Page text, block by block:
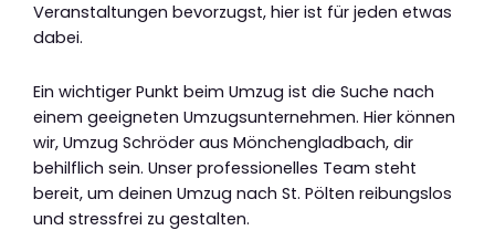
Veranstaltungen bevorzugst, hier ist für jeden etwas
dabei.
Ein wichtiger Punkt beim Umzug ist die Suche nach
einem geeigneten Umzugsunternehmen. Hier können
wir, Umzug Schröder aus Mönchengladbach, dir
behilflich sein. Unser professionelles Team steht
bereit, um deinen Umzug nach St. Pölten reibungslos
und stressfrei zu gestalten.